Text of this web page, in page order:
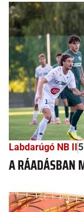
Labdarúgó NB II
A RÁADÁSBAN